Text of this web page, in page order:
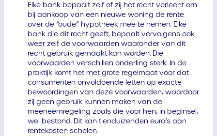
Elke bank bepaalt zelf of zij het recht verleent om
bij aankoop van een nieuwe woning de rente
over de “oude” hypotheek mee te nemen. Elke
bank die dit recht geeft, bepaalt vervolgens ook
weer zelf de voorwaarden waaronder van dit
recht gebruik gemaakt kan worden. Die
voorwaarden verschillen onderling sterk. In de
praktijk komt het met grote regelmaat voor dat
consumenten onvoldoende letten op exacte
bewoordingen van deze voorwaarden, waardoor
zij geen gebruik kunnen maken van de
meeneemregeling zoals die voor hen, in beginsel,
wel bestond. Dit kan tienduizenden euro’s aan
rentekosten schelen.